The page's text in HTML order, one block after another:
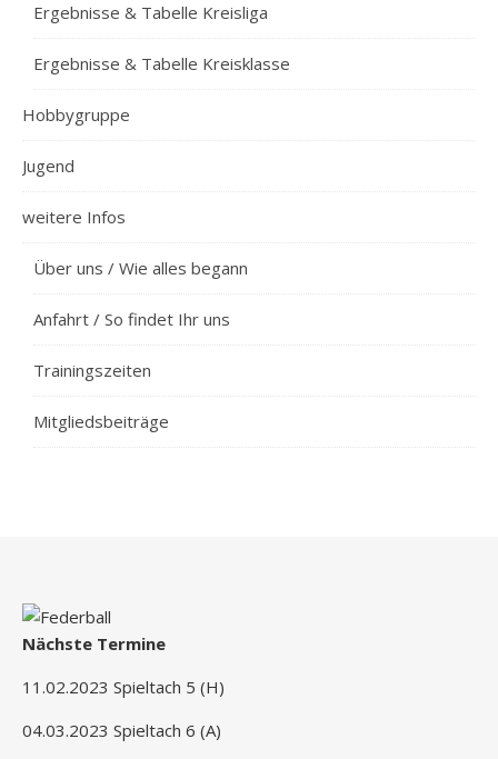
Ergebnisse & Tabelle Kreisliga
Ergebnisse & Tabelle Kreisklasse
Hobbygruppe
Jugend
weitere Infos
Über uns / Wie alles begann
Anfahrt / So findet Ihr uns
Trainingszeiten
Mitgliedsbeiträge
Nächste Termine
11.02.2023 Spieltach 5 (H)
04.03.2023 Spieltach 6 (A)